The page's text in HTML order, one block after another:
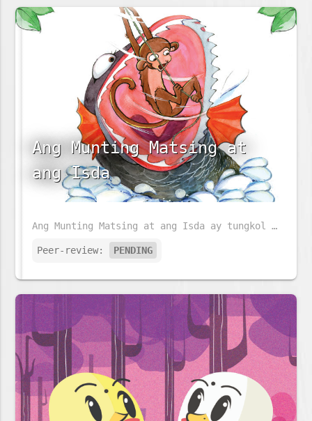
Ang Munting Matsing at
ang Isda
Ang Munting Matsing at ang Isda ay tungkol sa isang bata at mapaglarong matsing. Ngunit siya ay naging mautak habang siya ay lumalaki. Sa kaniyang paglaki, kailangan niyang makipagsapalaran. Ano sa palagay mo ang kaniyang gagawin?
Peer-review: PENDING